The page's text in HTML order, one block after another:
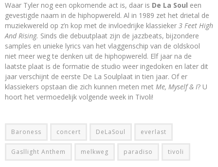
Waar Tyler nog een opkomende act is, daar is De La Soul een
gevestigde naam in de hiphopwereld. Al in 1989 zet het drietal de
muziekwereld op z’n kop met de invloedrijke klassieker 3 Feet High
And Rising. Sinds die debuutplaat zijn de jazzbeats, bijzondere
samples en unieke lyrics van het vlaggenschip van de oldskool
niet meer weg te denken uit de hiphopwereld. Elf jaar na de
laatste plaat is de formatie de studio weer ingedoken en later dit
jaar verschijnt de eerste De La Soulplaat in tien jaar. Of er
klassiekers opstaan die zich kunnen meten met Me, Myself & I? U
hoort het vermoedelijk volgende week in Tivoli!
Baroness concert DeLaSoul everlast
Gasllight Anthem melkweg paradiso tivoli